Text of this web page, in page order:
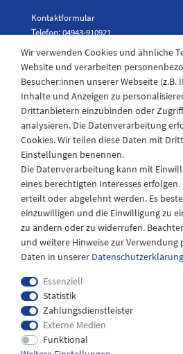
Kontaktformular
Telefon: 04943-910921
Laden Öffnungszeiten
Montag - Freitag
08:30 - 12:30 und 13.00 - 17.30 Uhr
Samstags
08:30 bis 12:30 Uhr
Impressum
Wir verwenden Cookies und ähnliche
Website und verarbeiten
Besucher:innen unserer Webseite (z.B.
Inhalte und Anzeigen zu
Drittanbietern einzubinden oder
analysieren. Die Datenverarbeitung
Cookies. Wir teilen diese Daten mit
Einstellungen benennen.
Die Datenverarbeitung kann mit
eines berechtigten Interesses
erteilt oder abgelehnt werden. Es
einzuwilligen und die Einwilligung zu
zu ändern oder zu widerrufen.
und weitere Hinweise zur Verwendung
Daten in unserer Daten­schutz­erklärung
Essenziell
Statistik
Zahlungsdienstleister
Externe Medien
Funktional